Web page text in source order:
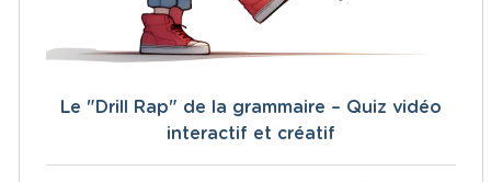
Le "Drill Rap" de la grammaire – Quiz vidéo
interactif et créatif